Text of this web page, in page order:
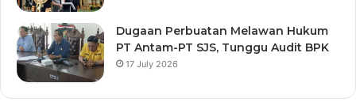
Dugaan Perbuatan Melawan Hukum
PT Antam-PT SJS, Tunggu Audit BPK
17 July 2026